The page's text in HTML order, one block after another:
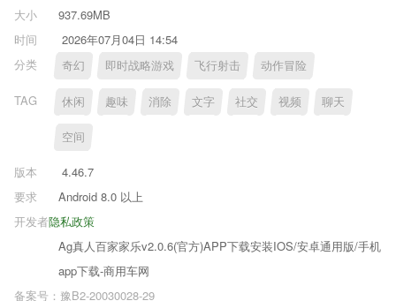
大小
937.69MB
时间
2026年07月04日 14:54
分类
奇幻 即时战略游戏 飞行射击 动作冒险
TAG 休闲 趣味 消除 文字 社交 视频 聊天
空间
版本
4.46.7
要求
Android 8.0 以上
隐私政策
开发者
Ag真人百家家乐v2.0.6(官方)APP下载安装IOS/安卓通用版/手机
app下载-商用车网
备案号：豫B2-20030028-29